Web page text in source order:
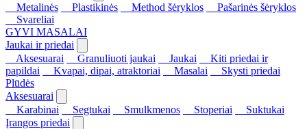
Metalinės
Plastikinės Method šėryklos
Pašarinės šėryklos
Svareliai
GYVI MASALAI
Jaukai ir priedai
Aksesuarai
Granuliuoti jaukai Jaukai
Kiti priedai ir
papildai
Kvapai, dipai, atraktoriai Masalai
Skysti priedai
Plūdės
Aksesuarai
Karabinai
Segtukai Smulkmenos Stoperiai
Suktukai
Įrangos priedai